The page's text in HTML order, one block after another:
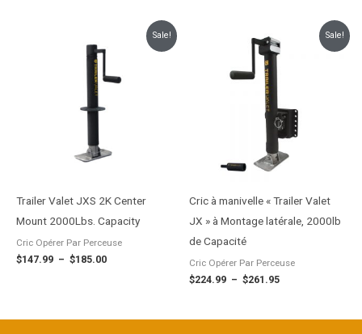
Sale!
Trailer Valet JXS 2K Center
Mount 2000Lbs. Capacity
Cric Opérer Par Perceuse
$147.99 – $185.00
à
Sale!
Cric à manivelle « Trailer Valet
JX » à Montage latérale, 2000lb
de Capacité
Cric Opérer Par Perceuse
$224.99 – $261.95
de
prix :